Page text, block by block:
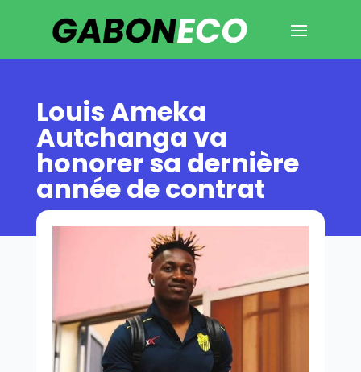
Louis Ameka
Autchanga va
honorer sa dernière
année de contrat